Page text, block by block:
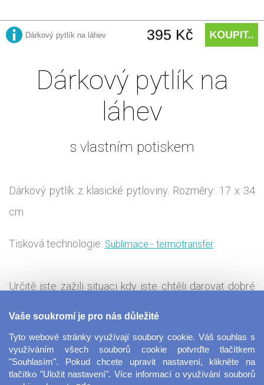
Dárkový pytlík na
láhev
s vlastním potiskem
Dárkový pytlík z klasické pytloviny. Rozměry: 17 x 34
cm
Tisková technologie: Sublimace - termotransfer
Určitě jste zažili situaci kdy jste chtěli darovat dobré
možností vlastního potisku. Nejen že uděláte radost
dobrý vínem, ale i vtipným, upřímným, nebo dojemným
Vaše soukromí je pro nás důležité
Tyto webové stránky využívají soubory cookie. Váš souhlas s
využíváním všech souborů cookie potvrďte tlačítkem
"Souhlasím". Pokud chcete upravit nastavení, klikněte na
tlačítko "Uložit nastavení". Více informací o využívání souborů